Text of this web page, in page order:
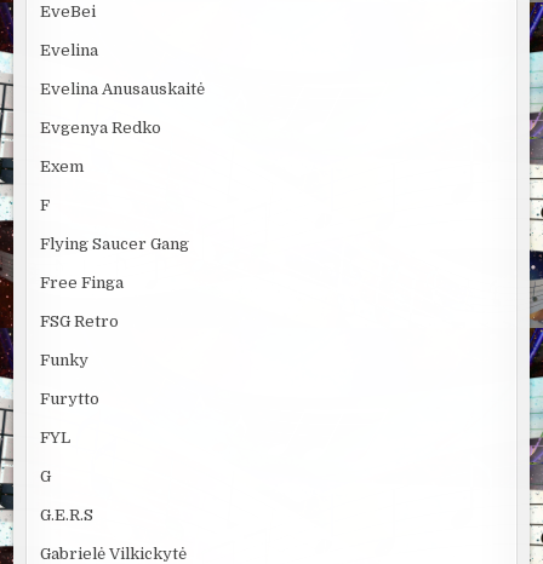
EveBei
Evelina
Evelina Anusauskaitė
Evgenya Redko
Exem
F
Flying Saucer Gang
Free Finga
FSG Retro
Funky
Furytto
FYL
G
G.E.R.S
Gabrielė Vilkickytė